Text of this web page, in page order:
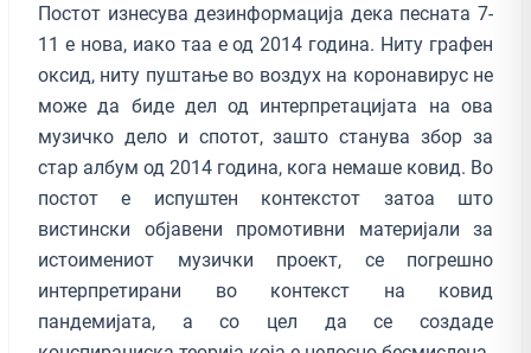
Постот изнесува дезинформација дека песната 7-
11 е нова, иако таа е од 2014 година. Ниту графен
оксид, ниту пуштање во воздух на коронавирус не
може да биде дел од интерпретацијата на ова
музичко дело и спотот, зашто станува збор за
стар албум од 2014 година, кога немаше ковид. Во
постот е испуштен контекстот затоа што
вистински објавени промотивни материјали за
истоимениот музички проект, се погрешно
интерпретирани во контекст на ковид
пандемијата, а со цел да се создаде